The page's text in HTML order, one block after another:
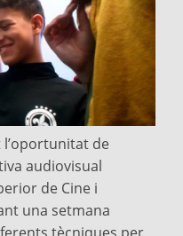
l’oportunitat de
audiovisual
de Cine i
una setmana